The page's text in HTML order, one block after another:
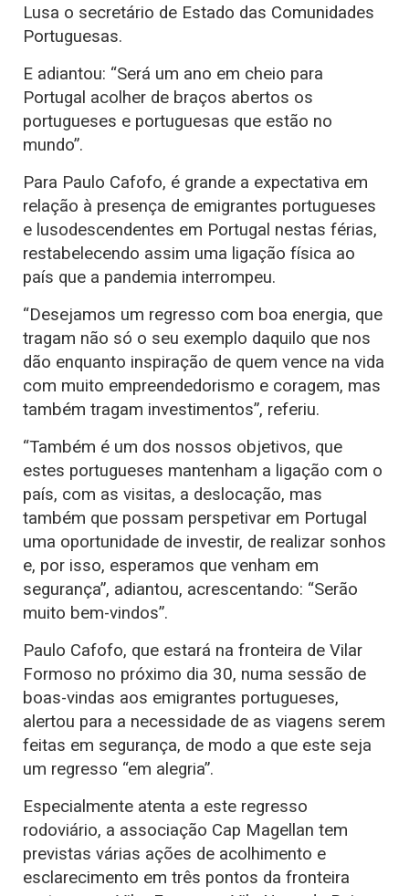
Lusa o secretário de Estado das Comunidades
Portuguesas.
E adiantou: “Será um ano em cheio para
Portugal acolher de braços abertos os
portugueses e portuguesas que estão no
mundo”.
Para Paulo Cafofo, é grande a expectativa em
relação à presença de emigrantes portugueses
e lusodescendentes em Portugal nestas férias,
restabelecendo assim uma ligação física ao
país que a pandemia interrompeu.
“Desejamos um regresso com boa energia, que
tragam não só o seu exemplo daquilo que nos
dão enquanto inspiração de quem vence na vida
com muito empreendedorismo e coragem, mas
também tragam investimentos”, referiu.
“Também é um dos nossos objetivos, que
estes portugueses mantenham a ligação com o
país, com as visitas, a deslocação, mas
também que possam perspetivar em Portugal
uma oportunidade de investir, de realizar sonhos
e, por isso, esperamos que venham em
segurança”, adiantou, acrescentando: “Serão
muito bem-vindos”.
Paulo Cafofo, que estará na fronteira de Vilar
Formoso no próximo dia 30, numa sessão de
boas-vindas aos emigrantes portugueses,
alertou para a necessidade de as viagens serem
feitas em segurança, de modo a que este seja
um regresso “em alegria”.
Especialmente atenta a este regresso
rodoviário, a associação Cap Magellan tem
previstas várias ações de acolhimento e
esclarecimento em três pontos da fronteira